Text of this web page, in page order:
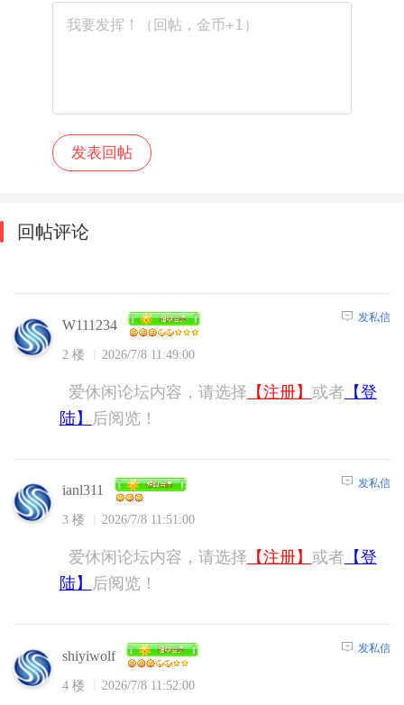
回帖评论
W111234
2 楼 2026/7/8 11:49:00
发私信
爱休闲论坛内容，请选择 【注册】 或者 【登
陆】
后阅览！
ianl311
3 楼 2026/7/8 11:51:00
发私信
爱休闲论坛内容，请选择 【注册】 或者 【登
陆】
后阅览！
shiyiwolf
4 楼 2026/7/8 11:52:00
发私信